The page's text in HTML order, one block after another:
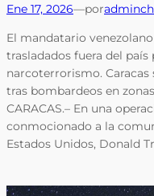
Ene 17, 2026—por
El mandatario
trasladados fuera del
narcoterrorismo. Caracas
tras bombardeos en
CARACAS.– En una
conmocionado a la
Estados Unidos, Donald